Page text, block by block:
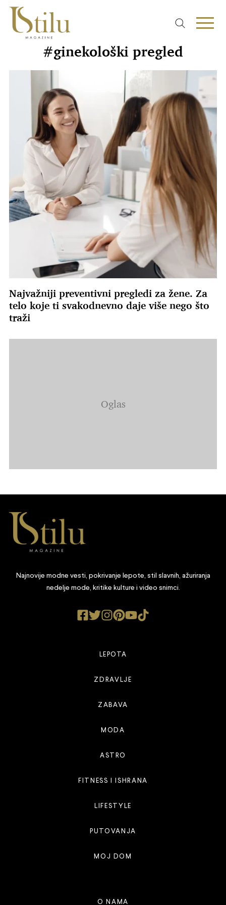
#ginekološki pregled
Najvažniji preventivni pregledi za žene. Za
telo koje ti svakodnevno daje više nego što
traži
Najnovije modne vesti, pokrivanje lepote, stil slavnih, ažuriranja
nedelje mode, kritike kulture i video snimci.
LEPOTA
ZDRAVLJE
ZABAVA
MODA
ASTRO
FITNESS I ISHRANA
LIFESTYLE
PUTOVANJA
MOJ DOM
O NAMA